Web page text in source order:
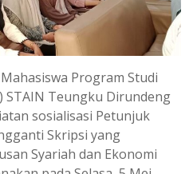
Program Studi
STAIN Teungku Dirundeng
sosialisasi Petunjuk
Skripsi yang
Syariah dan Ekonomi